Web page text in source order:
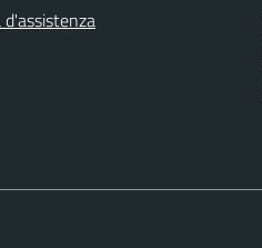
d'assistenza